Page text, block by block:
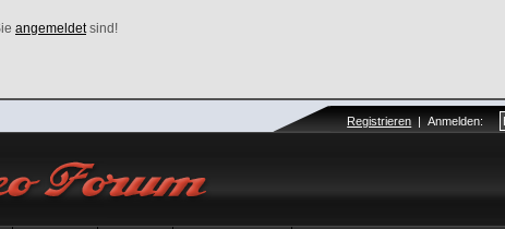
angemeldetsind!
Registrieren |Anmelden: